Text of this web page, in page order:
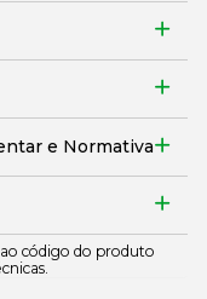
e Normativa
código do produto